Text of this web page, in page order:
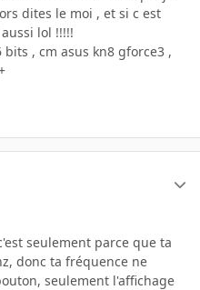
dites le moi , et si c est
lol !!!!!
, cm asus kn8 gforce3 ,
seulement parce que ta
donc ta fréquence ne
seulement l'affichage